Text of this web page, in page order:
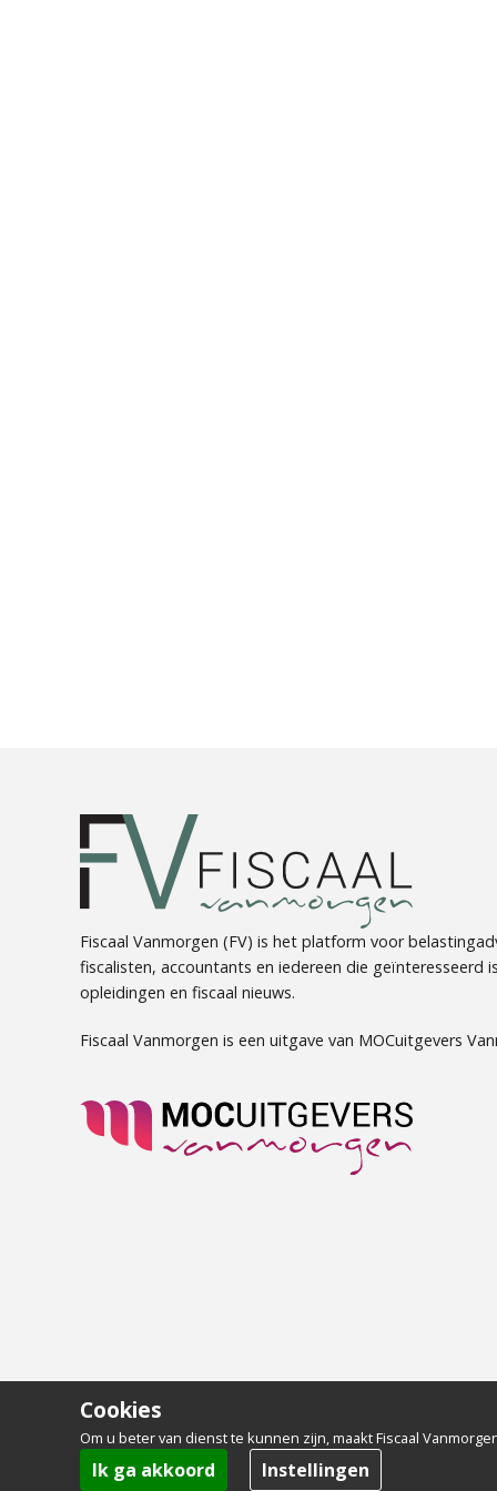
Fiscaal Vanmorgen (FV) is het platform voor
fiscalisten, accountants en iedereen die geïnteresseerd
opleidingen en fiscaal nieuws.
Fiscaal Vanmorgen is een uitgave van MOCuitgevers
Cookies
Om u beter van dienst te kunnen zijn, maakt Fiscaal
Ik ga akkoord Instellingen